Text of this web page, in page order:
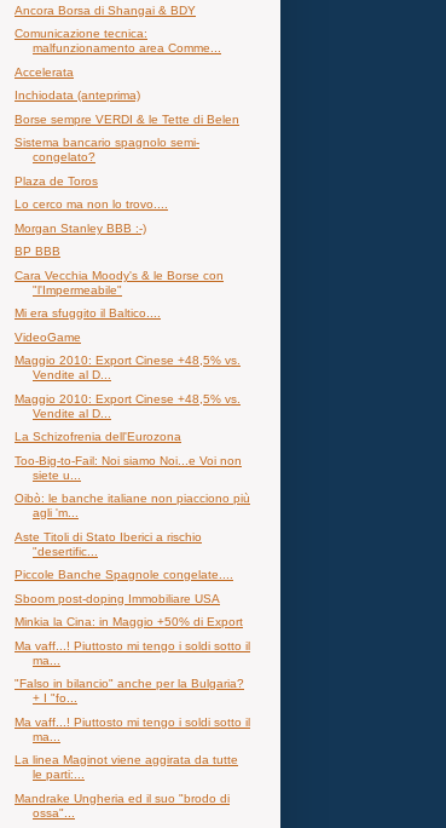
Ancora Borsa di Shangai & BDY
Comunicazione tecnica:
malfunzionamento area Comme...
Accelerata
Inchiodata (anteprima)
Borse sempre VERDI & le Tette di Belen
Sistema bancario spagnolo semi-
congelato?
Plaza de Toros
Lo cerco ma non lo trovo....
Morgan Stanley BBB :-)
BP BBB
Cara Vecchia Moody's & le Borse con
"l'Impermeabile"
Mi era sfuggito il Baltico....
VideoGame
Maggio 2010: Export Cinese +48,5% vs.
Vendite al D...
Maggio 2010: Export Cinese +48,5% vs.
Vendite al D...
La Schizofrenia dell'Eurozona
Too-Big-to-Fail: Noi siamo Noi...e Voi non
siete u...
Oibò: le banche italiane non piacciono più
agli 'm...
Aste Titoli di Stato Iberici a rischio
"desertific...
Piccole Banche Spagnole congelate....
Sboom post-doping Immobiliare USA
Minkia la Cina: in Maggio +50% di Export
Ma vaff...! Piuttosto mi tengo i soldi sotto il
ma...
"Falso in bilancio" anche per la Bulgaria?
+ I "fo...
Ma vaff...! Piuttosto mi tengo i soldi sotto il
ma...
La linea Maginot viene aggirata da tutte
le parti:...
Mandrake Ungheria ed il suo "brodo di
ossa"...